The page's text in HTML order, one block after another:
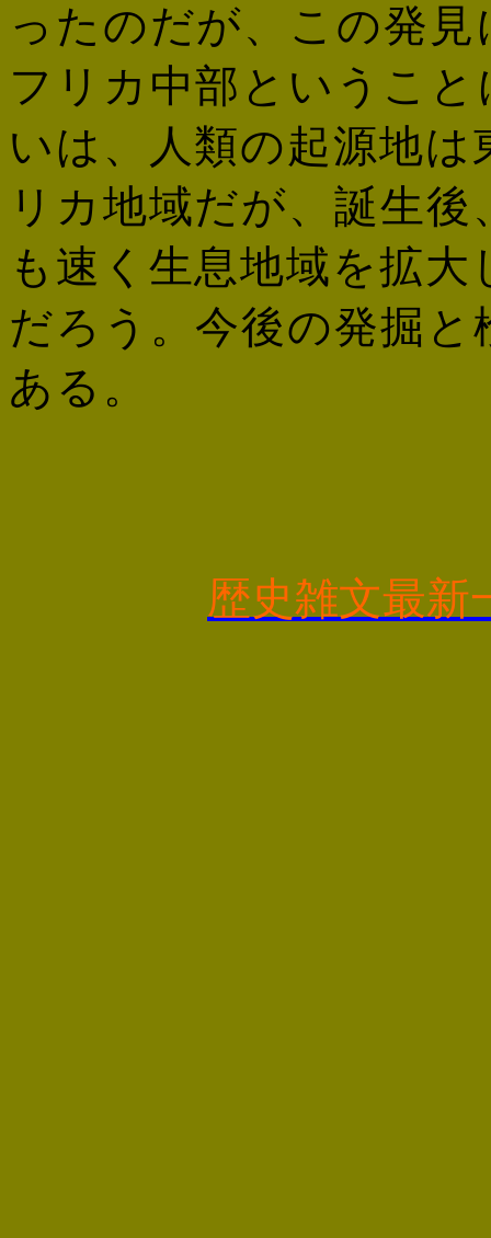
ったのだが、この発
フリカ中部というこ
いは、人類の起源地
リカ地域だが、誕生
も速く生息地域を拡
だろう。今後の発掘
ある。
歴史雑文最新